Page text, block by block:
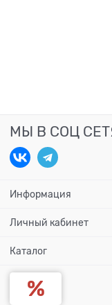
МЫ В СОЦ
Информация
Личный кабинет
Каталог